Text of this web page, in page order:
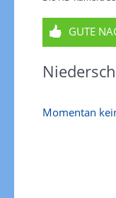
GUTE
Momentan